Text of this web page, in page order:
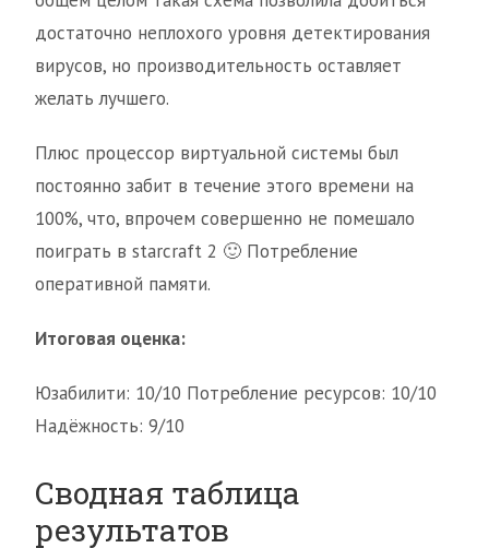
достаточно неплохого уровня детектирования
вирусов, но производительность оставляет
желать лучшего.
Плюс процессор виртуальной системы был
постоянно забит в течение этого времени на
100%, что, впрочем совершенно не помешало
поиграть в starcraft 2 🙂 Потребление
оперативной памяти.
Итоговая оценка:
Юзабилити: 10/10 Потребление ресурсов: 10/10
Надёжность: 9/10
Сводная таблица
результатов